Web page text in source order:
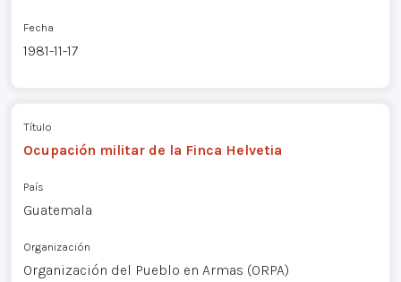
Fecha
1981-11-17
Título
Ocupación militar de la Finca Helvetia
País
Guatemala
Organización
Organización del Pueblo en Armas (ORPA)